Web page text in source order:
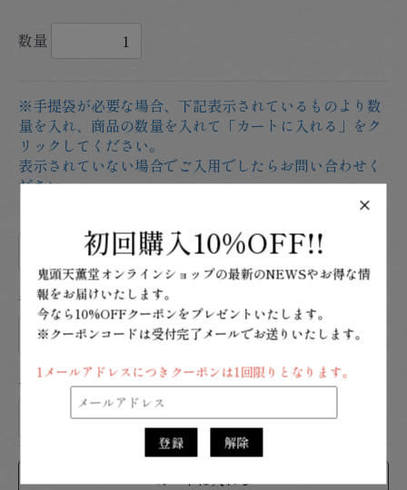
数量
※手提袋が必要な場合、下記表示されているものより数
量を入れ、商品の数量を入れて「カートに入れる」をク
リックしてください。
表示されていない場合でご入用でしたらお問い合わせく
ださい。
手提袋 小 1枚20円 詳細説明
手提袋 大 1枚50円 詳細説明
カートに入れる
初回購入10%OFF!!
鬼頭天薫堂オンラインショップの最新のNEWSやお得な情
報をお届けいたします。
今なら10%OFFクーポンをプレゼントいたします。
※クーポンコードは受付完了メールでお送りいたします。
1メールアドレスにつきクーポンは1回限りとなります。
登録 解除
×